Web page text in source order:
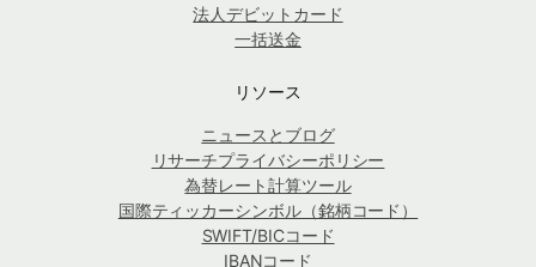
法人デビットカード
一括送金
リソース
ニュースとブログ
リサーチプライバシーポリシー
為替レート計算ツール
国際ティッカーシンボル（銘柄コード）
SWIFT/BICコード
IBANコード